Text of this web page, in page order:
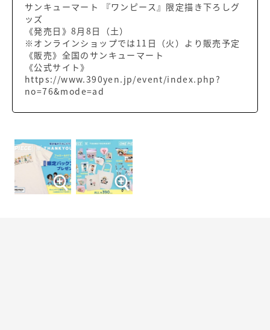
サンキューマート 『ワンピース』限定描き下ろしグ
ッズ
《発売日》8月8日（土）
※オンラインショップでは11日（火）より販売予定
《販売》全国のサンキューマート
《公式サイト》
https://www.390yen.jp/event/index.php?
no=76&mode=ad